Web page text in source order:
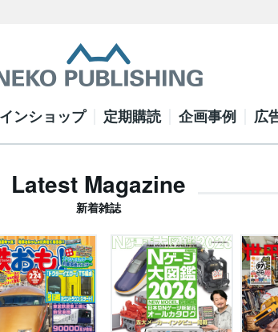
ンショップ 定期購読 企画事例 広
Latest Magazine
新着雑誌